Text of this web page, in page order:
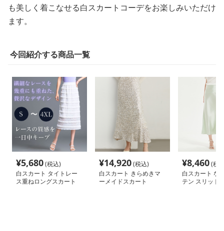
も美しく着こなせる白スカートコーデをお楽しみいただけ
ます。
今回紹介する商品一覧
¥5,680(税込)
白スカート タイトレー
ス重ねロングスカート
¥14,920(税込)
白スカート きらめきマ
ーメイドスカート
¥8,460(税
白スカート な
テン スリット